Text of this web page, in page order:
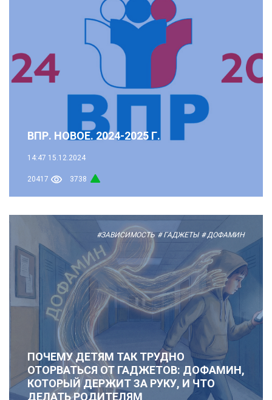
ВПР. НОВОЕ. 2024-2025 Г.
14:47 15.12.2024
20417 3738
#ЗАВИСИМОСТЬ # ГАДЖЕТЫ # ДОФАМИН
ПОЧЕМУ ДЕТЯМ ТАК ТРУДНО
ОТОРВАТЬСЯ ОТ ГАДЖЕТОВ: ДОФАМИН,
КОТОРЫЙ ДЕРЖИТ ЗА РУКУ, И ЧТО
ДЕЛАТЬ РОДИТЕЛЯМ